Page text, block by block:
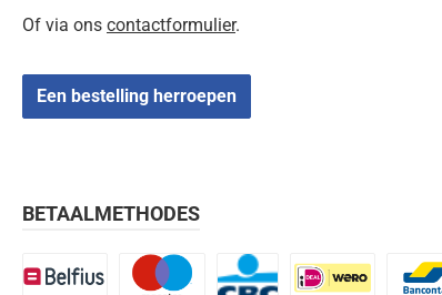
Of via ons contactformulier.
Een bestelling herroepen
BETAALMETHODES